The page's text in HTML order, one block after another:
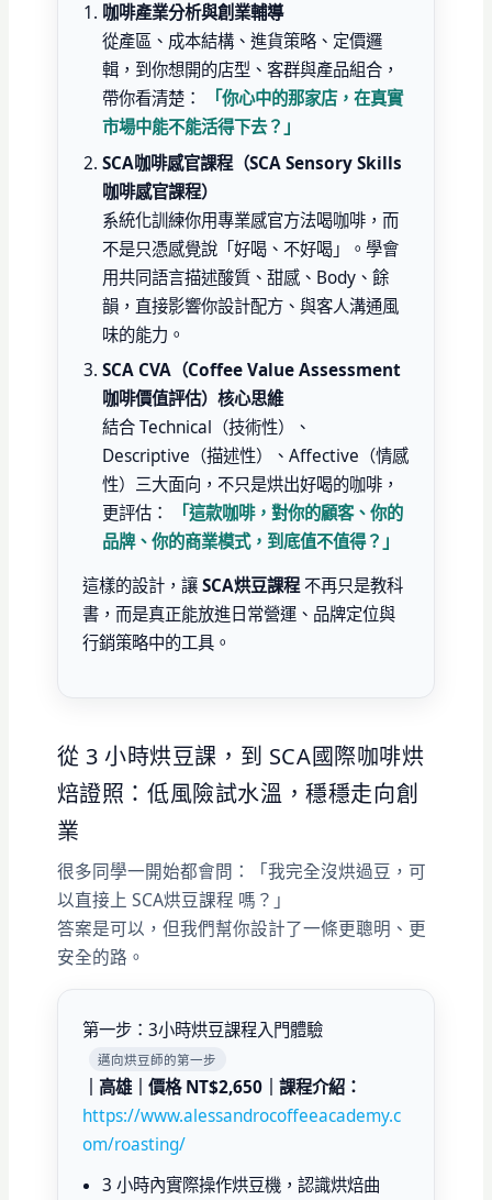
咖啡產業分析與創業輔導
從產區、成本結構、進貨策略、定價邏
輯，到你想開的店型、客群與產品組合，
帶你看清楚：
「你心中的那家店，在真實
市場中能不能活得下去？」
SCA咖啡感官課程（SCA Sensory Skills
咖啡感官課程）
系統化訓練你用專業感官方法喝咖啡，而
不是只憑感覺說「好喝、不好喝」。學會
用共同語言描述酸質、甜感、Body、餘
韻，直接影響你設計配方、與客人溝通風
味的能力。
SCA CVA（Coffee Value Assessment
咖啡價值評估）核心思維
結合 Technical（技術性）、
Descriptive（描述性）、Affective（情感
性）三大面向，不只是烘出好喝的咖啡，
更評估：
「這款咖啡，對你的顧客、你的
品牌、你的商業模式，到底值不值得？」
這樣的設計，讓SCA烘豆課程不再只是教科
書，而是真正能放進日常營運、品牌定位與
行銷策略中的工具。
從 3 小時烘豆課，到 SCA國際咖啡烘
焙證照：低風險試水溫，穩穩走向創
業
很多同學一開始都會問：「我完全沒烘過豆，可
以直接上 SCA烘豆課程 嗎？」
答案是可以，但我們幫你設計了一條更聰明、更
安全的路。
第一步：3小時烘豆課程入門體驗
邁向烘豆師的第一步
｜高雄｜價格 NT$2,650｜課程介紹：
https://www.alessandrocoffeeacademy.c
om/roasting/
3 小時內實際操作烘豆機，認識烘焙曲